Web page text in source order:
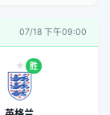
07/18 下午09:00
胜